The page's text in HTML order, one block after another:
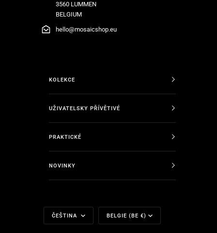
3560 LUMMEN
BELGIUM
hello@mosaicshop.eu
KOLEKCE
UŽIVATELSKY PŘÍVĚTIVÉ
PRAKTICKÉ
NOVINKY
Jazyk
ČEŠTINA Měna
BELGIE (BE €)